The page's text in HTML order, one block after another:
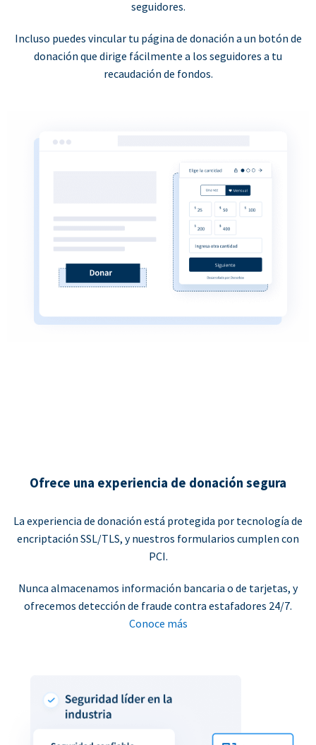
seguidores.
Incluso puedes vincular tu página de donación a un botón de
donación que dirige fácilmente a los seguidores a tu
recaudación de fondos.
Ofrece una experiencia de donación segura
La experiencia de donación está protegida por tecnología de
encriptación SSL/TLS, y nuestros formularios cumplen con
PCI.
Nunca almacenamos información bancaria o de tarjetas, y
ofrecemos detección de fraude contra estafadores 24/7.
Conoce más